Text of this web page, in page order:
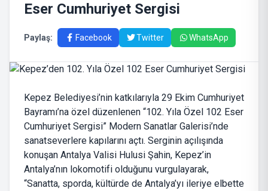
Eser Cumhuriyet Sergisi
Paylaş: Facebook Twitter WhatsApp
Kepez Belediyesi’nin katkılarıyla 29 Ekim Cumhuriyet
Bayramı’na özel düzenlenen “102. Yıla Özel 102 Eser
Cumhuriyet Sergisi” Modern Sanatlar Galerisi’nde
sanatseverlere kapılarını açtı. Serginin açılışında
konuşan Antalya Valisi Hulusi Şahin, Kepez’in
Antalya’nın lokomotifi olduğunu vurgulayarak,
“Sanatta, sporda, kültürde de Antalya’yı ileriye elbette